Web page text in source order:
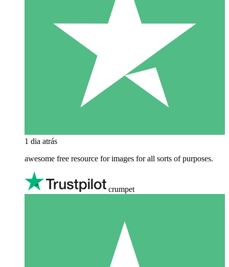
1 dia atrás
awesome free resource for images for all sorts of purposes.
crumpet